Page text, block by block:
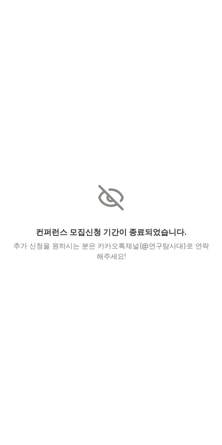
컨퍼런스 모집신청 기간이 종료되었습니다.
추가 신청을 원하시는 분은 카카오톡채널(@연구탐사대)로 연락
해주세요!